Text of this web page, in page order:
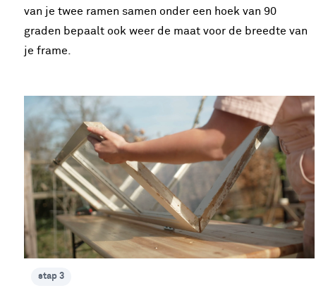
van je twee ramen samen onder een hoek van 90
graden bepaalt ook weer de maat voor de breedte van
je frame.
stap 3